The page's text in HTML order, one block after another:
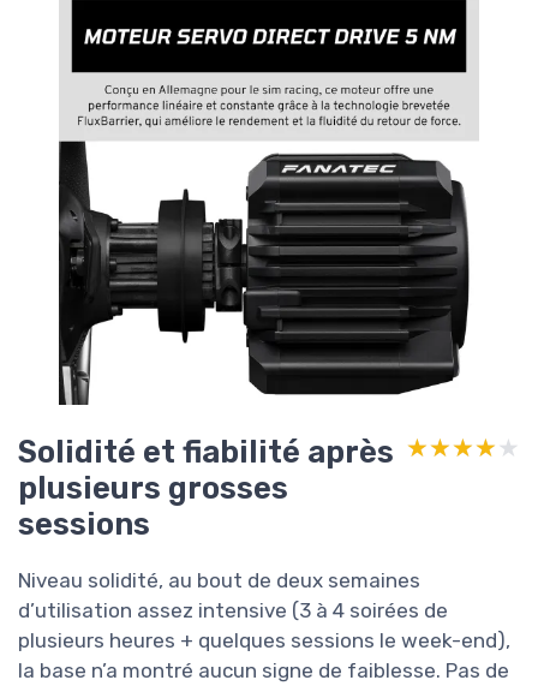
Solidité et fiabilité après
plusieurs grosses
sessions
★★★★★
★★★★★
Niveau solidité, au bout de deux semaines
d’utilisation assez intensive (3 à 4 soirées de
plusieurs heures + quelques sessions le week-end),
la base n’a montré aucun signe de faiblesse. Pas de